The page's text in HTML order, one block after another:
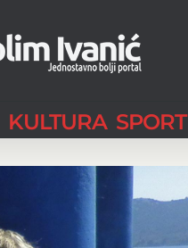
KULTURA SPORT